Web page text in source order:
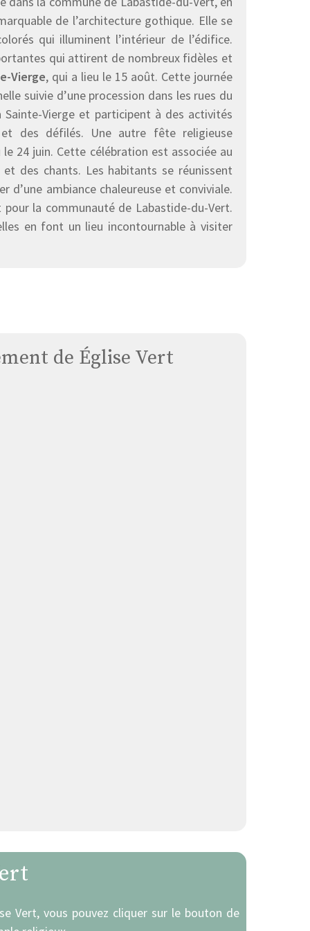
de l’architecture gothique. Elle se
qui illuminent l’intérieur de l’édifice.
qui attirent de nombreux fidèles et
Vierge, qui a lieu le 15 août. Cette journée
suivie d’une procession dans les rues du
Vierge et participent à des activités
des défilés. Une autre fête religieuse
le 24 juin. Cette célébration est associée au
des chants. Les habitants se réunissent
ambiance chaleureuse et conviviale.
la communauté de Labastide-du-Vert.
en font un lieu incontournable à visiter
de Église Vert
Vert, vous pouvez cliquer sur le bouton de